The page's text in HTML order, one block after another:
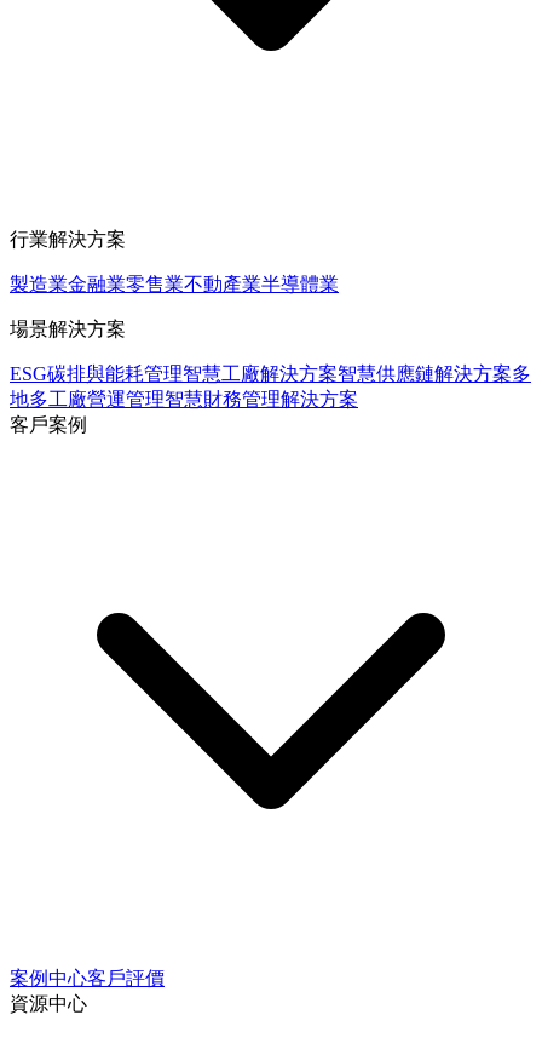
行業解決方案
製造業金融業零售業不動產業半導體業
場景解決方案
ESG碳排與能耗管理智慧工廠解決方案智慧供應鏈解決方案多
地多工廠營運管理智慧財務管理解決方案
客戶案例
案例中心客戶評價
資源中心